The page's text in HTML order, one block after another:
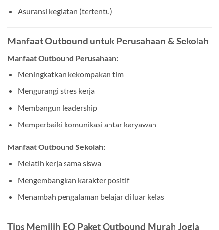
Asuransi kegiatan (tertentu)
Manfaat Outbound untuk Perusahaan & Sekolah
Manfaat Outbound Perusahaan:
Meningkatkan kekompakan tim
Mengurangi stres kerja
Membangun leadership
Memperbaiki komunikasi antar karyawan
Manfaat Outbound Sekolah:
Melatih kerja sama siswa
Mengembangkan karakter positif
Menambah pengalaman belajar di luar kelas
Tips Memilih EO Paket Outbound Murah Jogja